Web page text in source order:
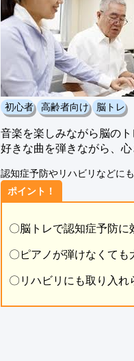
初心者 高齢者向け 脳トレ
音楽を楽しみながら脳の
好きな曲を弾きながら、
認知症予防やリハビリなどに
ポイント！
〇脳トレで認知症予防に
〇ピアノが弾けなくても
〇リハビリにも取り入れ